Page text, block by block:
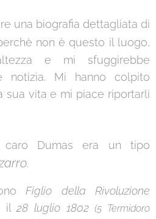
una biografia dettagliata di
non è questo il luogo,
e mi sfuggirebbe
notizia. Mi hanno colpito
sua vita e mi piace riportarli
Dumas era un tipo
.
Figlio della Rivoluzione
il28 luglio 1802(5 Termidoro